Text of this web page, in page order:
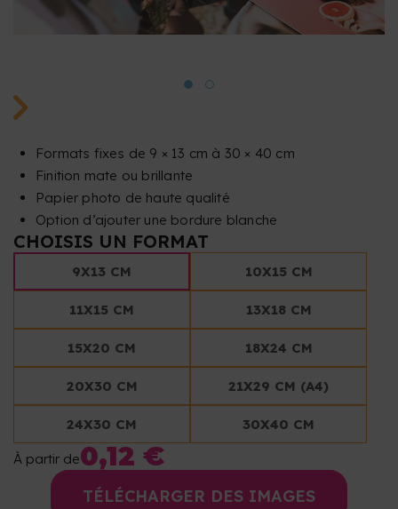
Formats fixes de 9 × 13 cm à 30 × 40 cm
Finition mate ou brillante
Papier photo de haute qualité
Option d’ajouter une bordure blanche
CHOISIS UN FORMAT
9X13 CM 10X15 CM
11X15 CM 13X18 CM
15X20 CM 18X24 CM
20X30 CM 21X29 CM (A4)
24X30 CM 30X40 CM
À partir de0,12 €
TÉLÉCHARGER DES IMAGES